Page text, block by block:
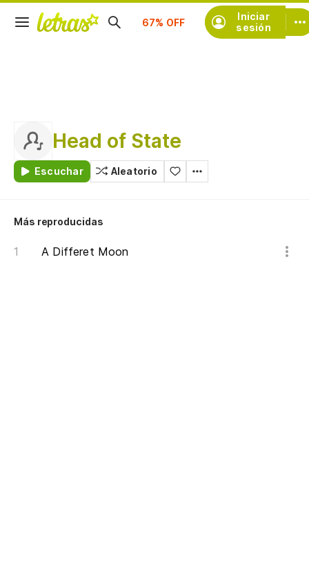
Iniciar
sesión
Suscríbete
Head of State
Escuchar Aleatorio
Más reproducidas
A Differet Moon